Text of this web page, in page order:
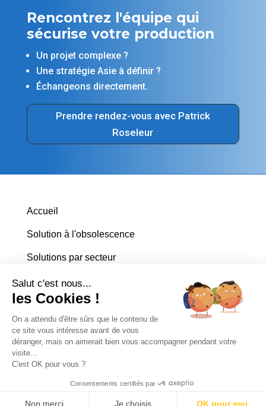
Rencontrez l'équipe qui
sécurise votre production
Un projet complexe ?
Une stratégie Asie à définir ?
Échangeons directement.
Prendre rendez-vous avec Patrick
Roseleur
Accueil
Solution à l'obsolescence
Solutions par secteur
Explorea
CONTACT
+33 (0)6 11 14 83 55
CONSEIL@EXPLOREA.EU
Linkedin
Salut c'est nous...
les Cookies !
On a attendu d'être sûrs que le contenu de
ce site vous intéresse avant de vous
déranger, mais on aimerait bien vous accompagner pendant votre
visite...
C'est OK pour vous ?
Consentements certifiés par
Non merci Je choisis OK pour moi